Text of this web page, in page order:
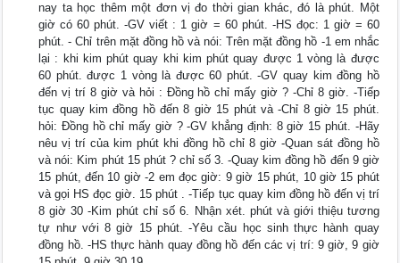
nay ta học thêm một đơn vị đo thời gian khác, đó là phút. Một
giờ có 60 phút. -GV viết : 1 giờ = 60 phút. -HS đọc: 1 giờ = 60
phút. - Chỉ trên mặt đồng hồ và nói: Trên mặt đồng hồ -1 em nhắc
lại : khi kim phút quay khi kim phút quay được 1 vòng là được
60 phút. được 1 vòng là được 60 phút. -GV quay kim đồng hồ
đến vị trí 8 giờ và hỏi : Đồng hồ chỉ mấy giờ ? -Chỉ 8 giờ. -Tiếp
tục quay kim đồng hồ đến 8 giờ 15 phút và -Chỉ 8 giờ 15 phút.
hỏi: Đồng hồ chỉ mấy giờ ? -GV khẳng định: 8 giờ 15 phút. -Hãy
nêu vị trí của kim phút khi đồng hồ chỉ 8 giờ -Quan sát đồng hồ
và nói: Kim phút 15 phút ? chỉ số 3. -Quay kim đồng hồ đến 9 giờ
15 phút, đến 10 giờ -2 em đọc giờ: 9 giờ 15 phút, 10 giờ 15 phút
và gọi HS đọc giờ. 15 phút . -Tiếp tục quay kim đồng hồ đến vị trí
8 giờ 30 -Kim phút chỉ số 6. Nhận xét. phút và giới thiệu tương
tự như với 8 giờ 15 phút. -Yêu cầu học sinh thực hành quay
đồng hồ. -HS thực hành quay đồng hồ đến các vị trí: 9 giờ, 9 giờ